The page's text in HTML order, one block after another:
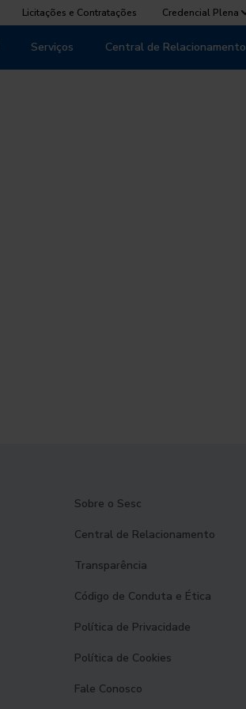
Licitações e Contratações Credencial Plena
Serviços Central de Relacionamento
Sobre o Sesc
Central de Relacionamento
Transparência
Código de Conduta e Ética
Política de Privacidade
Política de Cookies
Fale Conosco